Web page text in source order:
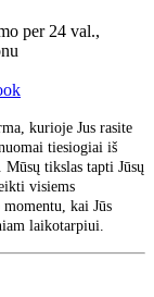
per 24 val.,
kurioje Jus rasite
tiesiogiai iš
tikslas tapti Jūsų
visiems
kai Jūs
laikotarpiui.